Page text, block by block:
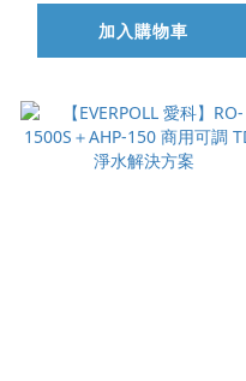
加入購物車